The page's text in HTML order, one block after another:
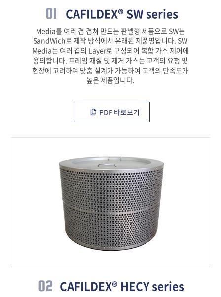
01 CAFILDEX® SW series
Media를 여러 겹 겹쳐 만드는 판넬형 제품으로 SW는
SandWich로 제작 방식에서 유래된 제품명입니다. SW
Media는 여러 겹의 Layer로 구성되어 복합 가스 제어에
용의합니다. 프레임 재질 및 제거 가스는 고객의 요청 및
현장에 고려하여 맞춤 설계가 가능하여 고객의 만족도가
높은 제품입니다.
PDF 바로보기
02 CAFILDEX® HECY series